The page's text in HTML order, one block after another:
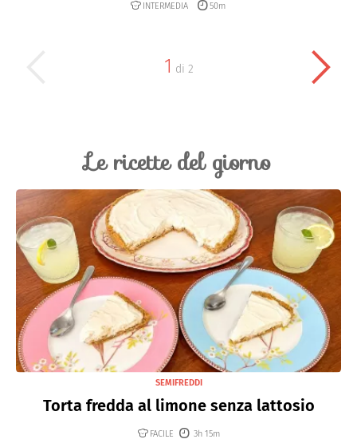
INTERMEDIA 50m
1 di 2
Le ricette del giorno
SEMIFREDDI
Torta fredda al limone senza lattosio
FACILE 3h 15m